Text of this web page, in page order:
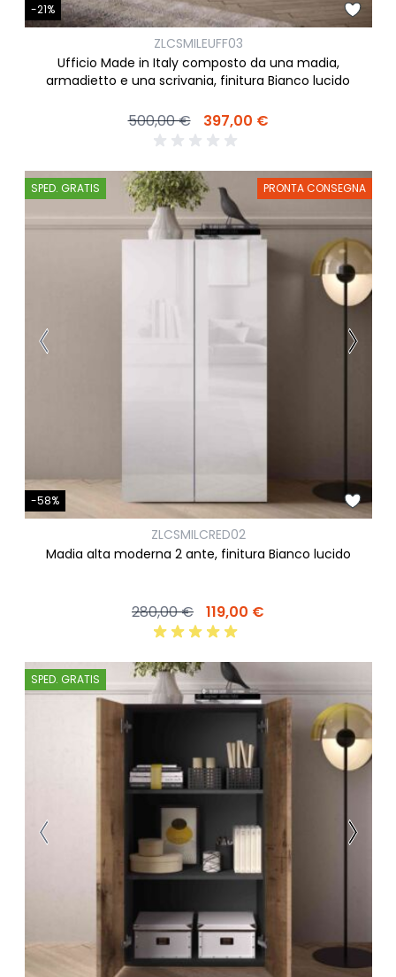
-21%
ZLCSMILEUFF03
Ufficio Made in Italy composto da una madia,
armadietto e una scrivania, finitura Bianco lucido
500,00 € 397,00 €
SPED. GRATIS PRONTA CONSEGNA
-58%
ZLCSMILCRED02
Madia alta moderna 2 ante, finitura Bianco lucido
280,00 € 119,00 €
SPED. GRATIS